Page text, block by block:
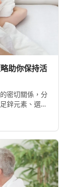
助你保持活
密切關係，分
鋅元素、選擇